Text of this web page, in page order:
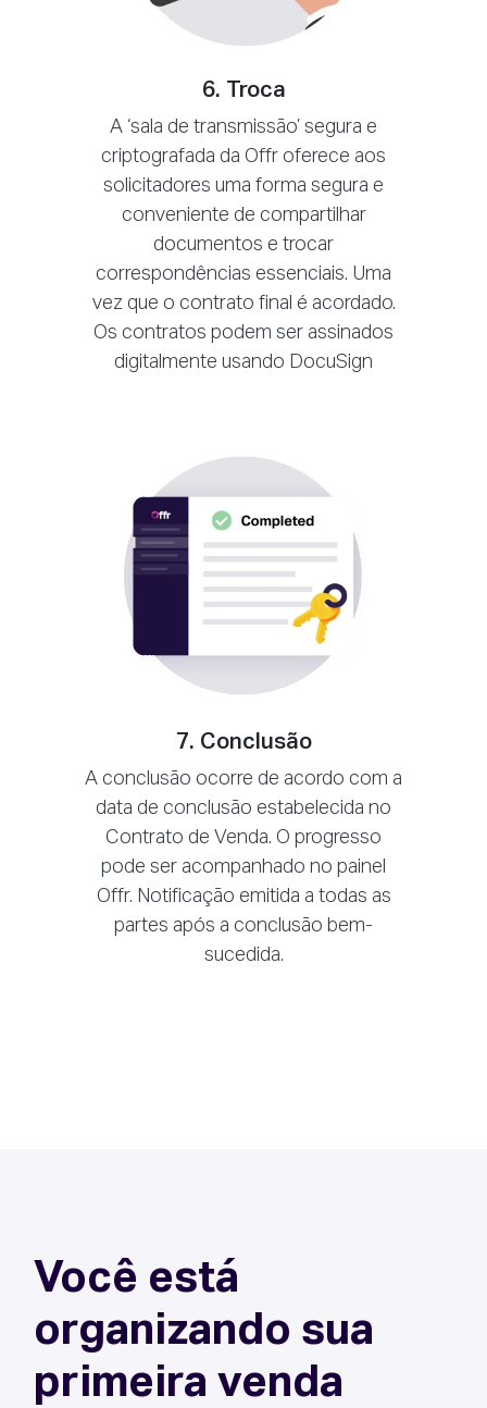
6. Troca
A ‘sala de transmissão’ segura e
criptografada da Offr oferece aos
solicitadores uma forma segura e
conveniente de compartilhar
documentos e trocar
correspondências essenciais. Uma
vez que o contrato final é acordado.
Os contratos podem ser assinados
digitalmente usando DocuSign
7. Conclusão
A conclusão ocorre de acordo com a
data de conclusão estabelecida no
Contrato de Venda. O progresso
pode ser acompanhado no painel
Offr. Notificação emitida a todas as
partes após a conclusão bem-
sucedida.
Você está
organizando sua
primeira venda